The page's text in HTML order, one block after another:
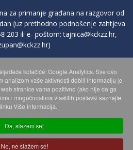
za primanje građana na razgovor od
(uz prethodno podnošenje zahtjeva
203 ili e- poštom:tajnica@kckzz.hr,
)
OSOBNIH PODATAKA
MAPA WEBA
- križevačka županija. Sva prava
kolačiće: Google Analytics. Sve ovo
analizom vaše aktivnosti dobili informaciju je
stranice vama pozitivno (ako nije da ga
i mogućnostima vlastitih postavki saznajte
Više informacija.
Da, slažem se!
Ne, ne slažem se!